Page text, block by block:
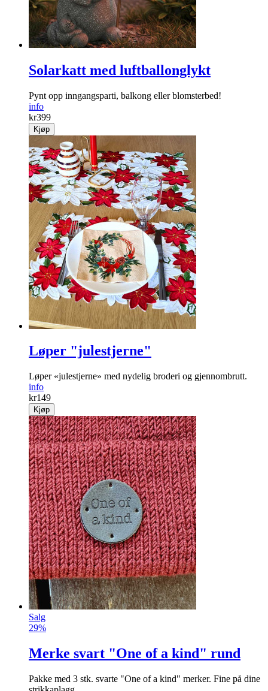
Solarkatt med luftballonglykt
Pynt opp inngangsparti, balkong eller blomsterbed!
info
kr399
Kjøp
Løper "julestjerne"
Løper «julestjerne» med nydelig broderi og gjennombrutt.
info
kr149
Kjøp
Salg
29%
Merke svart "One of a kind" rund
Pakke med 3 stk. svarte "One of a kind" merker. Fine på dine